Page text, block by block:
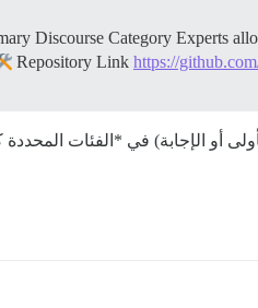
Discourse Category Experts
Repository Link https://
أو الإجابة) في *الفئات المحددة